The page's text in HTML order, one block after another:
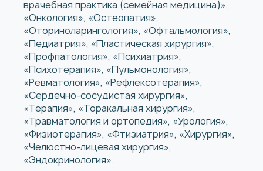
врачебная практика (семейная медицина)»,
«Онкология», «Остеопатия»,
«Оториноларингология», «Офтальмология»,
«Педиатрия», «Пластическая хирургия»,
«Профпатология», «Психиатрия»,
«Психотерапия», «Пульмонология»,
«Ревматология», «Рефлексотерапия»,
«Сердечно-сосудистая хирургия»,
«Терапия», «Торакальная хирургия»,
«Травматология и ортопедия», «Урология»,
«Физиотерапия», «Фтизиатрия», «Хирургия»,
«Челюстно-лицевая хирургия»,
«Эндокринология».